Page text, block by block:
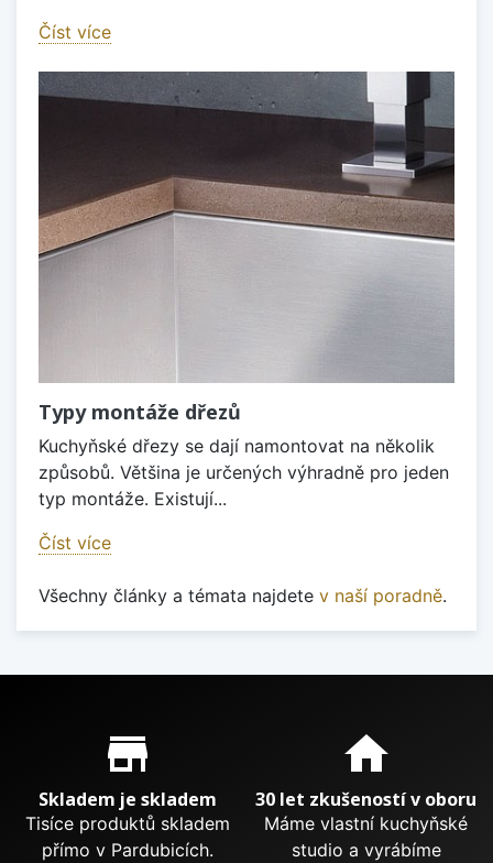
Číst více
Typy montáže dřezů
Kuchyňské dřezy se dají namontovat na několik
způsobů. Většina je určených výhradně pro jeden
typ montáže. Existují...
Číst více
Všechny články a témata najdete v naší poradně.
Proč nakupovat u nás?
store_mall_directory
Skladem je skladem
Tisíce produktů skladem
přímo v Pardubicích.
home
30 let zkušeností v oboru
Máme vlastní kuchyňské
studio a vyrábíme